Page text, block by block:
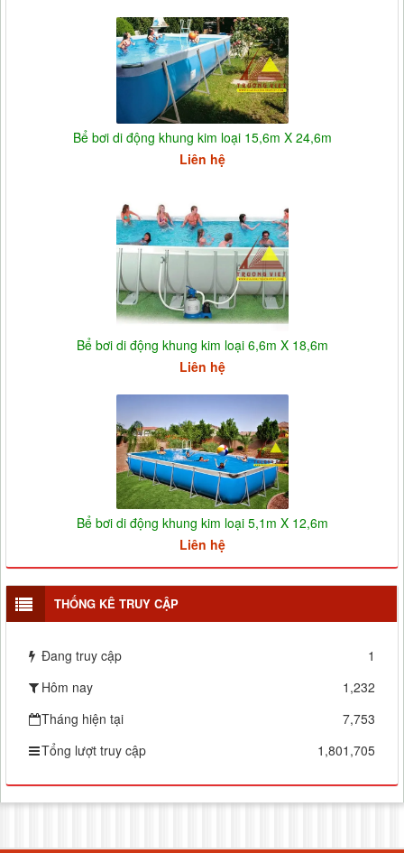
Bể bơi di động khung kim loại 15,6m X 24,6m
Liên hệ
Bể bơi di động khung kim loại 6,6m X 18,6m
Liên hệ
Bể bơi di động khung kim loại 5,1m X 12,6m
Liên hệ
THỐNG KÊ TRUY CẬP
Đang truy cập
1
Hôm nay
1,232
Tháng hiện tại
7,753
Tổng lượt truy cập
1,801,705